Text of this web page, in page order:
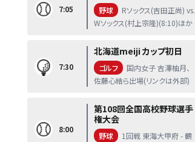
7:05 野球
Rソックス(吉田正尚) vs.
Wソックス(村上宗隆)(8:10)ほか
7:30
北海道meiji カップ初日
ゴルフ
国内女子 吉澤柚月、
佐藤心結ら出場(リンクは外部)
8:00
第108回全国高校野球選手
権大会
野球
1回戦 東海大甲府 - 鶴